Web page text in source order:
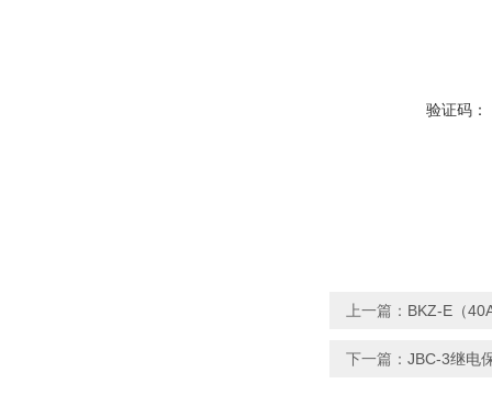
验证码：
上一篇： BKZ-E（
下一篇： JBC-3继电